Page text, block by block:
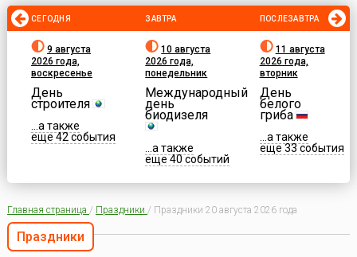
СЕГОДНЯ
9 августа
2026 года,
воскресенье
День
строителя
...а также
еще 42 события
ЗАВТРА
10 августа
2026 года,
понедельник
Международный
день
биодизеля
...а также
еще 40 событий
ПОСЛЕЗАВТРА
11 августа
2026 года,
вторник
День
белого
гриба
...а также
еще 33 события
Главная страница / Праздники / Праздники 20 августа 2026 года
Праздники